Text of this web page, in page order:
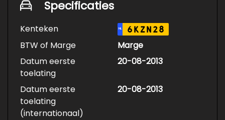
Specificaties
Kenteken NL 6KZN28
BTW of Marge
Marge
Datum eerste
toelating
20-08-2013
Datum eerste
toelating
(internationaal)
20-08-2013